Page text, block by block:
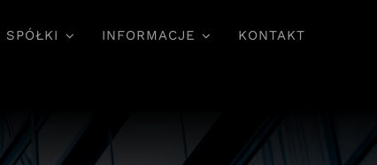
SPÓŁKI INFORMACJE KONTAKT